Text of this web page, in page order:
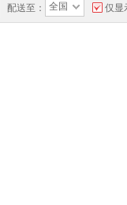
配送至： 全国 仅显